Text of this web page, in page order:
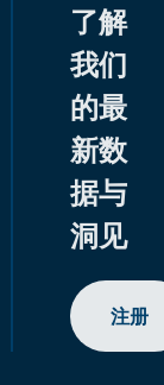
了解
我们
的最
新数
据与
洞见
注册